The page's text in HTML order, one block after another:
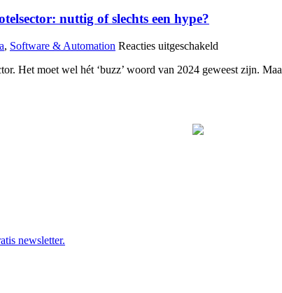
te
nuttig of slechts een hype?
, Software & Automation Reacties uitgeschakeld
intelligentie
Het moet wel hét ‘buzz’ woord van 2024 geweest zijn.
newsletter.